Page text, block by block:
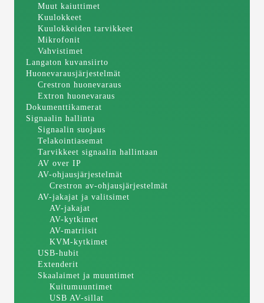
Muut kaiuttimet
Kuulokkeet
Kuulokkeiden tarvikkeet
Mikrofonit
Vahvistimet
Langaton kuvansiirto
Huonevarausjärjestelmät
Crestron huonevaraus
Extron huonevaraus
Dokumenttikamerat
Signaalin hallinta
Signaalin suojaus
Telakointiasemat
Tarvikkeet signaalin hallintaan
AV over IP
AV-ohjausjärjestelmät
Crestron av-ohjausjärjestelmät
AV-jakajat ja valitsimet
AV-jakajat
AV-kytkimet
AV-matriisit
KVM-kytkimet
USB-hubit
Extenderit
Skaalaimet ja muuntimet
Kuitumuuntimet
USB AV-sillat